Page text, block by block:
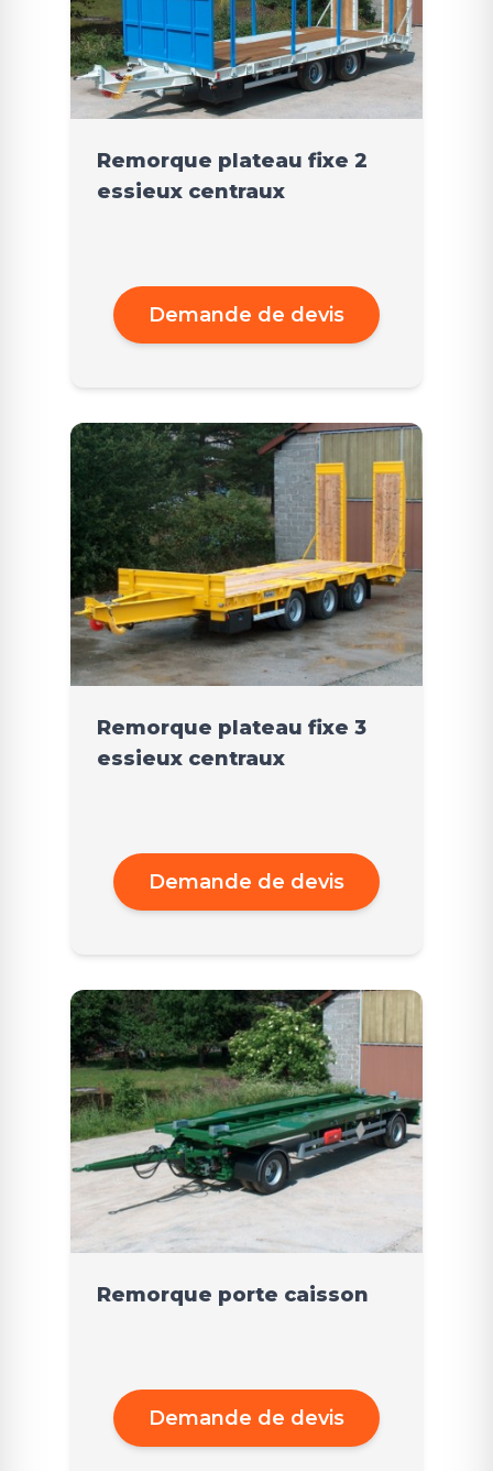
Remorque plateau fixe 2
essieux centraux
Demande de devis
Remorque plateau fixe 3
essieux centraux
Demande de devis
Remorque porte caisson
Demande de devis